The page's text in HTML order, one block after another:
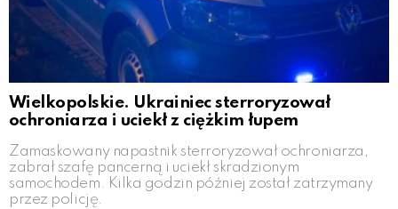
Wielkopolskie. Ukrainiec sterroryzował
ochroniarza i uciekł z ciężkim łupem
Zamaskowany napastnik sterroryzował ochroniarza,
zabrał szafę pancerną i uciekł skradzionym
samochodem. Kilka godzin później został zatrzymany
przez policję.